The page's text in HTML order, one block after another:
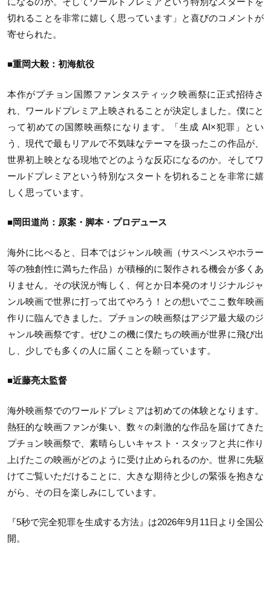
切れることを非常に嬉しく思っています」と喜びのコメントが
寄せられた。
■重岡大毅：初海航役
本作がプチョン国際ファンタスティック映画祭に正式招待さ
れ、ワールドプレミア上映されることが決定しました。僕にと
って初めての国際映画祭になります。「生成 AI×犯罪」とい
う、現代で最もリアルで不気味なテーマを扱ったこの作品が、
世界初上映となる現地でどのような反応になるのか。そしてワ
ールドプレミアという特別なスタートを切れることを非常に嬉
しく思っています。
■岡田道尚：原案・脚本・プロデュース
海外に比べると、日本ではジャンル映画（サスペンスやホラー
等の独創性に満ちた作品）が積極的に製作される機会が多くあ
りません。その状況が悔しく、何とか日本発のオリジナルジャ
ンル映画で世界に打って出てやろう！との想いでここ数年映画
作りに臨んできました。プチョンの映画祭はアジア最大級のジ
ャンル映画祭です。ぜひこの機に僕たちの映画が世界に飛び出
し、少しでも多くの人に届くことを願っています。
■近藤亮太監督
海外映画祭でのワールドプレミアは初めての体験となります。
熱狂的な映画ファンが集い、数々の刺激的な作品を届けてきた
プチョン映画祭で、素晴らしいキャスト・スタッフと共に作り
上げたこの映画がどのように受け止められるのか。世界に先駆
けてご覧いただけることに、大きな期待と少しの緊張を抱きな
がら、その日を楽しみにしています。
『5秒で完全犯罪を生成する方法』は2026年9月11日より全国公
開。